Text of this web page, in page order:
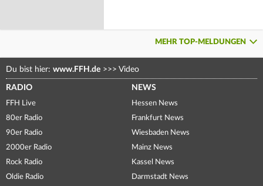
MEHR TOP-MELDUNGEN
Du bist hier: www.FFH.de >>> Video
RADIO
FFH Live
80er Radio
90er Radio
2000er Radio
Rock Radio
Oldie Radio
NEWS
Hessen News
Frankfurt News
Wiesbaden News
Mainz News
Kassel News
Darmstadt News